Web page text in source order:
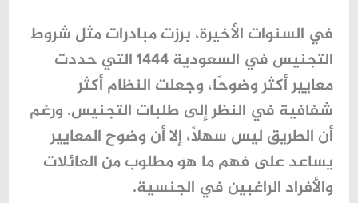
في السنوات الأخيرة، برزت مبادرات مثل شروط
التجنيس في السعودية 1444
التي حددت
معايير أكثر وضوحًا، وجعلت النظام أكثر
شفافية في النظر إلى طلبات التجنيس. ورغم
أن الطريق ليس سهلًا، إلا أن وضوح المعايير
يساعد على فهم ما هو مطلوب من العائلات
والأفراد الراغبين في الجنسية.